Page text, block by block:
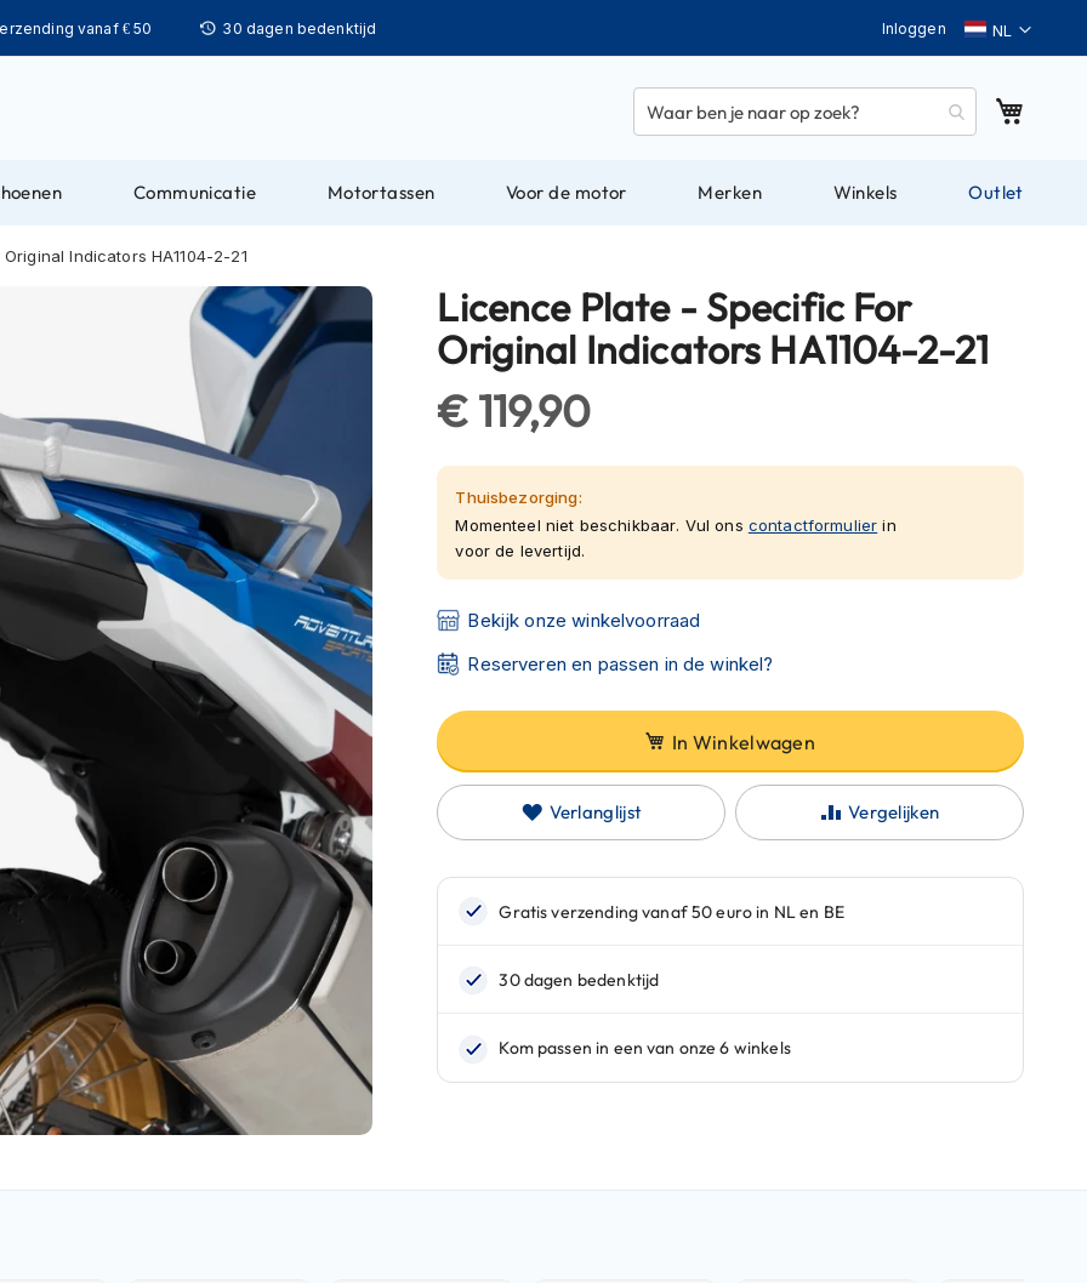
vanaf € 50 30 dagen bedenktijd Taal
Inloggen
Communicatie Motortassen Voor de motor Merken Winkels Outlet
Indicators HA1104-2-21
Licence Plate - Specific For
Original Indicators HA1104-2-21
€ 119,90
Thuisbezorging:
Momenteel niet beschikbaar. Vul ons contactformulier in
voor de levertijd.
Bekijk onze winkelvoorraad
Reserveren en passen in de winkel?
In Winkelwagen
Verlanglijst Vergelijken